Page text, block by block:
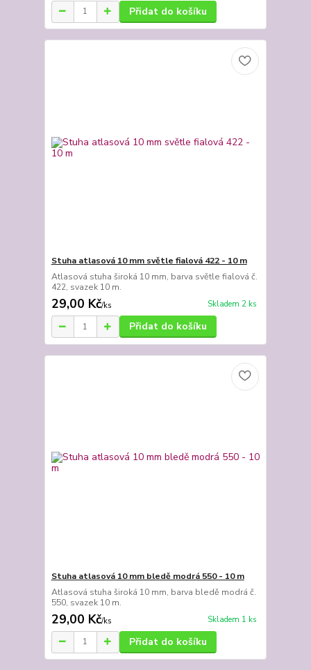
Přidat do košíku
Stuha atlasová 10 mm světle fialová 422 - 10 m
Atlasová stuha široká 10 mm, barva světle fialová č.
422, svazek 10 m.
29,00 Kč/ks Skladem 2 ks
Přidat do košíku
Stuha atlasová 10 mm bledě modrá 550 - 10 m
Atlasová stuha široká 10 mm, barva bledě modrá č.
550, svazek 10 m.
29,00 Kč/ks Skladem 1 ks
Přidat do košíku